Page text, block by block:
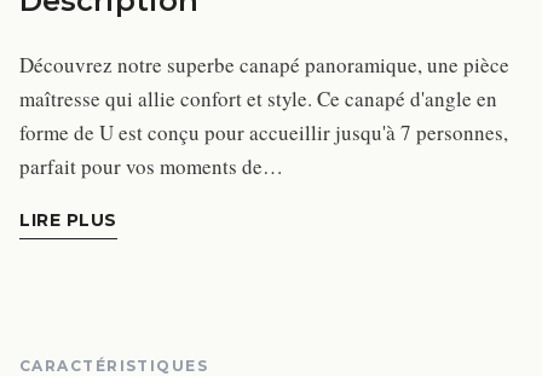
Découvrez notre superbe canapé panoramique, une pièce
maîtresse qui allie confort et style. Ce canapé d'angle en
forme de U est conçu pour accueillir jusqu'à 7 personnes,
parfait pour vos moments de…
LIRE PLUS
CARACTÉRISTIQUES